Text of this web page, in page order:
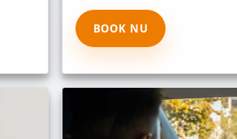
BOOK NU